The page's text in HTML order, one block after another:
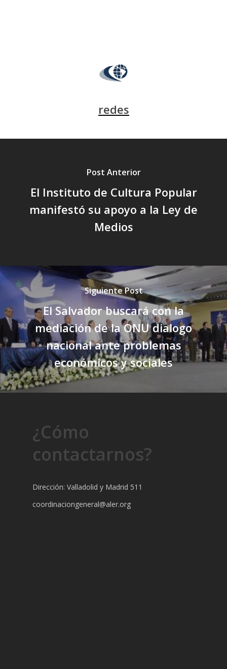
redes
Post Anterior
El Instituto de Cultura Popular
manifestó su apoyo a la Ley de
Medios
Siguiente Post
El Salvador buscará con la
mediación de la ONU dialogo
nacional ante problemas
económicos y sociales
¿Cómo
contactarnos?
Dirección: Valladolid y Madrid 511
coordinaciongeneral@aler.org